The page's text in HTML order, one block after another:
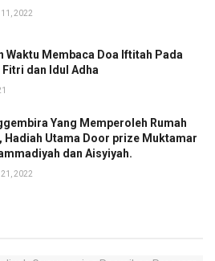
11, 2022
Waktu Membaca Doa Iftitah Pada
dan Idul Adha
Yang Memperoleh Rumah
Hadiah Utama Door prize Muktamar
dan Aisyiyah.
21, 2022